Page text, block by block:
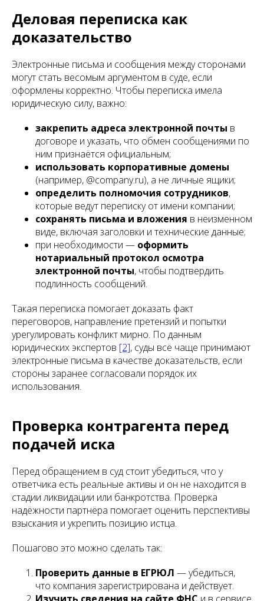
Деловая переписка как
доказательство
Электронные письма и сообщения между сторонами
могут стать весомым аргументом в суде, если
оформлены корректно. Чтобы переписка имела
юридическую силу, важно:
закрепить адреса электронной почты в
договоре и указать, что обмен сообщениями по
ним признаётся официальным;
использовать корпоративные домены
(например, @company.ru), а не личные ящики;
определить полномочия сотрудников,
которые ведут переписку от имени компании;
сохранять письма и вложения в неизменном
виде, включая заголовки и технические данные;
при необходимости — оформить
нотариальный протокол осмотра
электронной почты, чтобы подтвердить
подлинность сообщений.
Такая переписка помогает доказать факт
переговоров, направление претензий и попытки
урегулировать конфликт мирно. По данным
юридических экспертов [2], суды всё чаще принимают
электронные письма в качестве доказательств, если
стороны заранее согласовали порядок их
использования.
Проверка контрагента перед
подачей иска
Перед обращением в суд стоит убедиться, что у
ответчика есть реальные активы и он не находится в
стадии ликвидации или банкротства. Проверка
надёжности партнёра помогает оценить перспективы
взыскания и укрепить позицию истца.
Пошагово это можно сделать так:
Проверить данные в ЕГРЮЛ — убедиться,
что компания зарегистрирована и действует.